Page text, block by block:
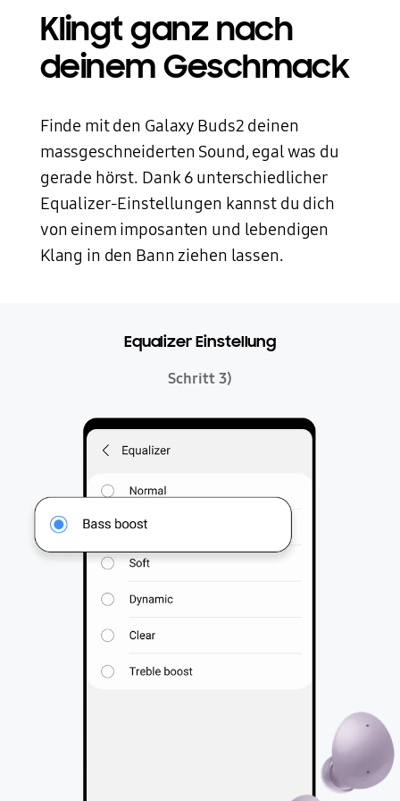
Klingt ganz nach
deinem Geschmack
Finde mit den Galaxy Buds2 deinen
massgeschneiderten Sound, egal was du
gerade hörst. Dank 6 unterschiedlicher
Equalizer-Einstellungen kannst du dich
von einem imposanten und lebendigen
Klang in den Bann ziehen lassen.
Equalizer Einstellung
Schritt 3)